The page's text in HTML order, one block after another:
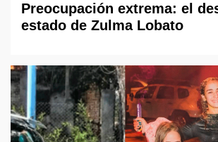
Preocupación extrema: el
estado de Zulma Lobato